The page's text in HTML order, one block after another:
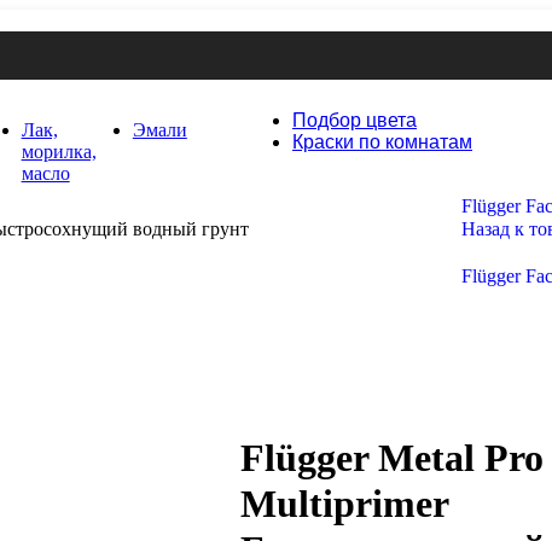
Лак,
морилка,
масло
Эмали
Подбор цвета
Краски по комнатам
водный грунт
Flügger
Назад к
Flügger
Flügger Metal Pro
Multiprimer